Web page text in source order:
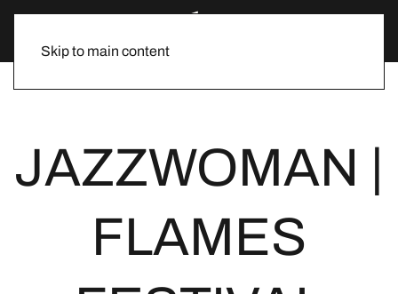
Skip to main content
JAZZWOMAN |
FLAMES